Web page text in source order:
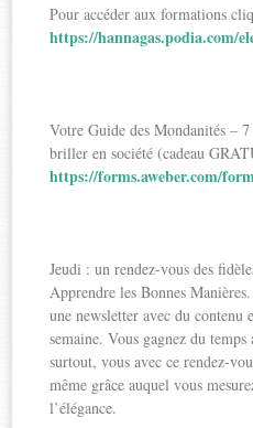
Pour accéder aux formations
https://hannagas.podia.com/
Votre Guide des Mondanités –
briller en société (cadeau
https://forms.aweber.com/
Jeudi : un rendez-vous des
Apprendre les Bonnes
une newsletter avec du
semaine. Vous gagnez du
surtout, vous avec ce rendez-
même grâce auquel vous
l’élégance.